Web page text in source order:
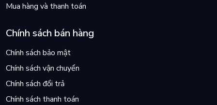
Mua hàng và thanh toán
Chính sách bán hàng
Chính sách bảo mật
Chính sách vận chuyển
Chính sách đổi trả
Chính sách thanh toán